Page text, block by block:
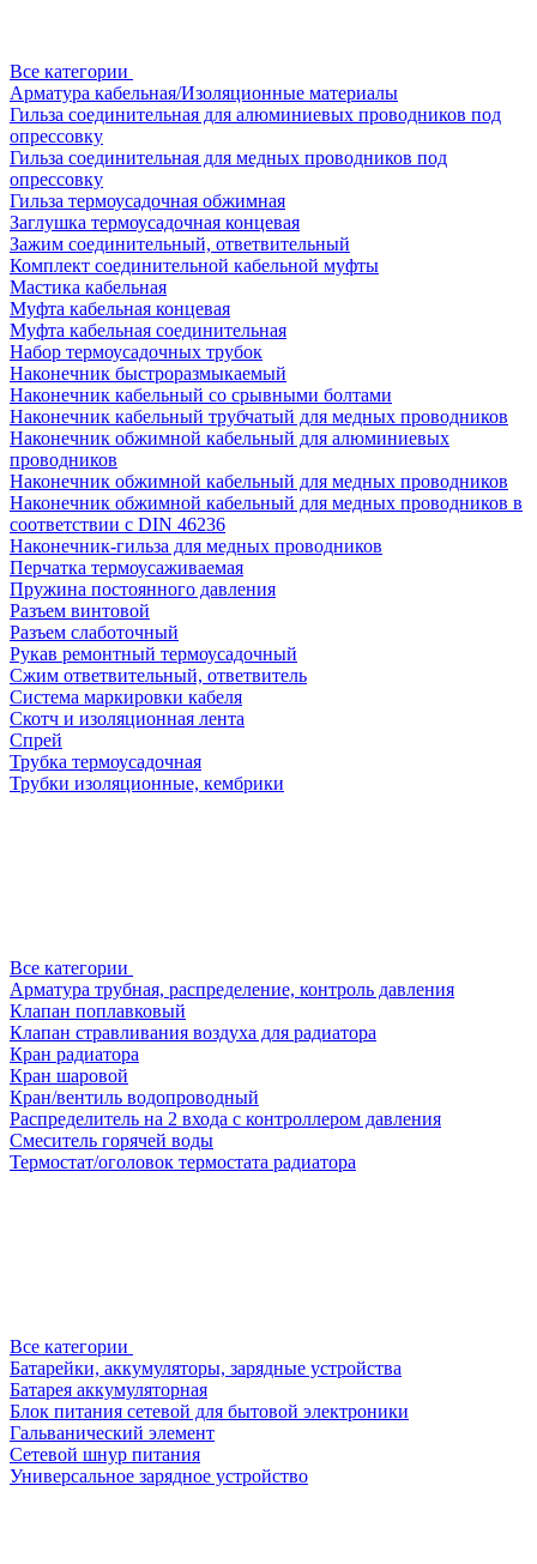
Все категории
Арматура кабельная/Изоляционные материалы
Гильза соединительная для алюминиевых проводников под
опрессовку
Гильза соединительная для медных проводников под
опрессовку
Гильза термоусадочная обжимная
Заглушка термоусадочная концевая
Зажим соединительный, ответвительный
Комплект соединительной кабельной муфты
Мастика кабельная
Муфта кабельная концевая
Муфта кабельная соединительная
Набор термоусадочных трубок
Наконечник быстроразмыкаемый
Наконечник кабельный со срывными болтами
Наконечник кабельный трубчатый для медных проводников
Наконечник обжимной кабельный для алюминиевых
проводников
Наконечник обжимной кабельный для медных проводников
Наконечник обжимной кабельный для медных проводников в
соответствии с DIN 46236
Наконечник-гильза для медных проводников
Перчатка термоусаживаемая
Пружина постоянного давления
Разъем винтовой
Разъем слаботочный
Рукав ремонтный термоусадочный
Сжим ответвительный, ответвитель
Система маркировки кабеля
Скотч и изоляционная лента
Спрей
Трубка термоусадочная
Трубки изоляционные, кембрики
Все категории
Арматура трубная, распределение, контроль давления
Клапан поплавковый
Клапан стравливания воздуха для радиатора
Кран радиатора
Кран шаровой
Кран/вентиль водопроводный
Распределитель на 2 входа с контроллером давления
Смеситель горячей воды
Термостат/оголовок термостата радиатора
Все категории
Батарейки, аккумуляторы, зарядные устройства
Батарея аккумуляторная
Блок питания сетевой для бытовой электроники
Гальванический элемент
Сетевой шнур питания
Универсальное зарядное устройство